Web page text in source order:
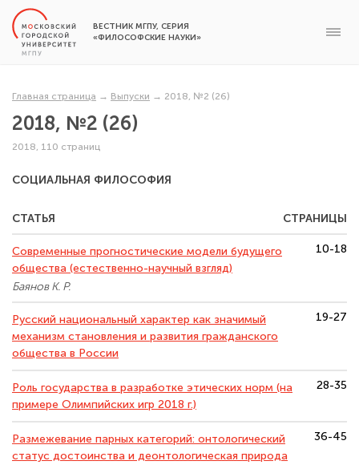
ВЕСТНИК МГПУ, СЕРИЯ
«ФИЛОСОФСКИЕ НАУКИ»
Главная страница → Выпуски → 2018, №2 (26)
2018, №2 (26)
2018, 110 страниц
СОЦИАЛЬНАЯ ФИЛОСОФИЯ
СТАТЬЯ СТРАНИЦЫ
Современные прогностические модели будущего
общества (естественно-научный взгляд)
Баянов К. Р.
10-18
Русский национальный характер как значимый
механизм становления и развития гражданского
общества в России
19-27
Роль государства в разработке этических норм (на
примере Олимпийских игр 2018 г.)
28-35
Размежевание парных категорий: онтологический
статус достоинства и деонтологическая природа
36-45